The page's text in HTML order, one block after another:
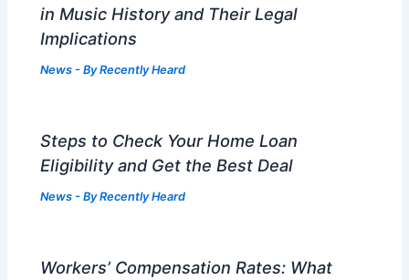
in Music History and Their Legal
Implications
News - ByRecently Heard
Steps to Check Your Home Loan
Eligibility and Get the Best Deal
News - ByRecently Heard
Workers’ Compensation Rates: What